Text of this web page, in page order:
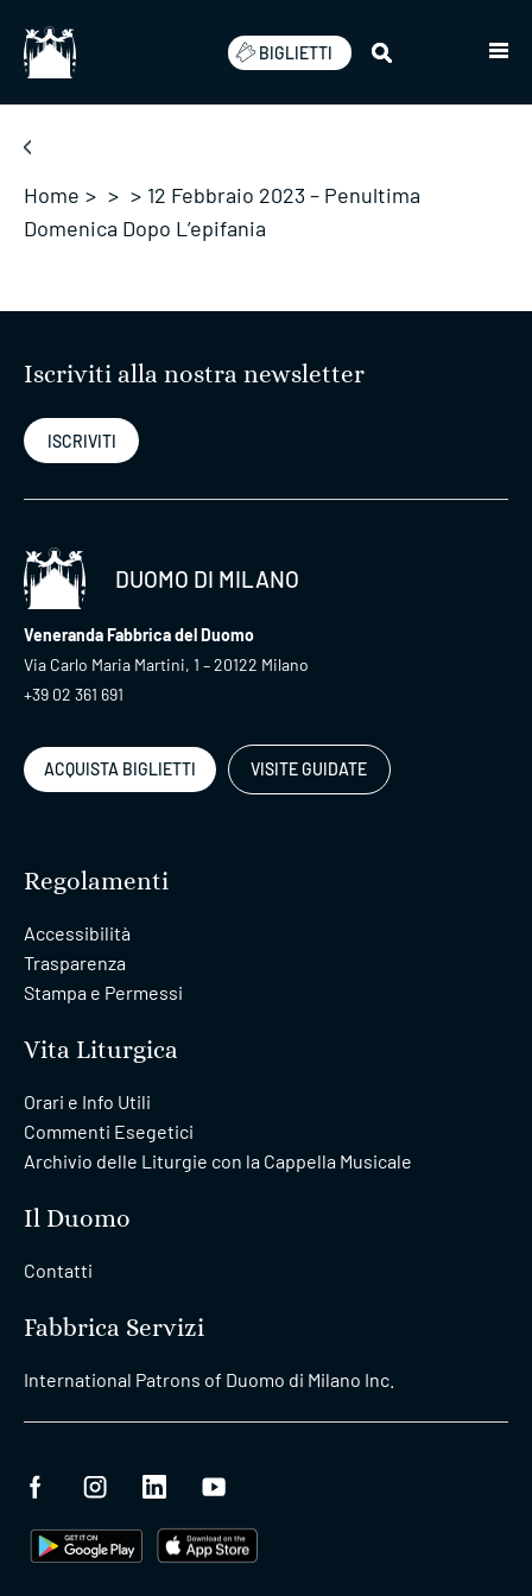
BIGLIETTI
Home > > > 12 Febbraio 2023 – Penultima
Domenica Dopo L’epifania
Iscriviti alla nostra newsletter
ISCRIVITI
DUOMO DI MILANO
Veneranda Fabbrica del Duomo
Via Carlo Maria Martini, 1 – 20122 Milano
+39 02 361 691
ACQUISTA BIGLIETTI VISITE GUIDATE
Regolamenti
Accessibilità
Trasparenza
Stampa e Permessi
Vita Liturgica
Orari e Info Utili
Commenti Esegetici
Archivio delle Liturgie con la Cappella Musicale
Il Duomo
Contatti
Fabbrica Servizi
International Patrons of Duomo di Milano Inc.